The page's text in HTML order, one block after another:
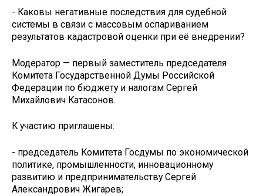
- Каковы негативные последствия для судебной
системы в связи с массовым оспариванием
результатов кадастровой оценки при её внедрении?
Модератор — первый заместитель председателя
Комитета Государственной Думы Российской
Федерации по бюджету и налогам Сергей
Михайлович Катасонов.
К участию приглашены:
- председатель Комитета Госдумы по экономической
политике, промышленности, инновационному
развитию и предпринимательству Сергей
Александрович Жигарев;